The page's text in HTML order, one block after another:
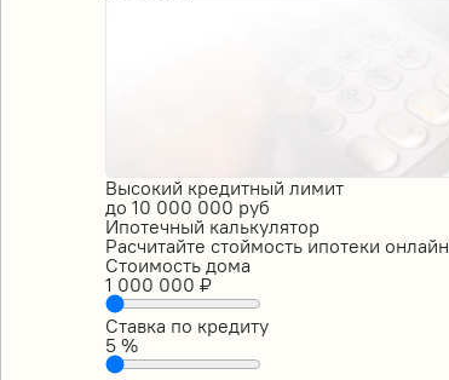
Высокий кредитный лимит
до 10 000 000 руб
Ипотечный калькулятор
Расчитайте стоймость ипотеки онлайн
Стоимость дома
1 000 000 ₽
Ставка по кредиту
5 %